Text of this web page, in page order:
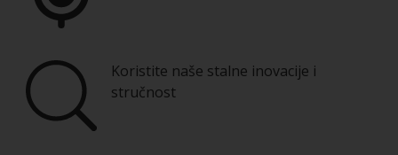
Koristite naše stalne inovacije i
stručnost